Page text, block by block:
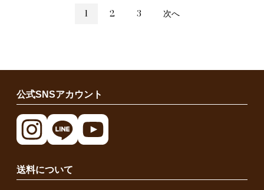
1 2 3 次へ
公式SNSアカウント
送料について